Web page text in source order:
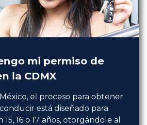
mi permiso de
la CDMX
el proceso para obtener
está diseñado para
16 o 17 años, otorgándole al